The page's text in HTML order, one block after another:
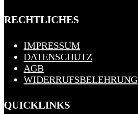
RECHTLICHES
IMPRESSUM
DATENSCHUTZ
AGB
WIDERRUFSBELEHRUNG
QUICKLINKS